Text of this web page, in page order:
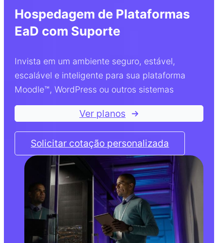
Hospedagem de Plataformas
EaD com Suporte
Invista em um ambiente seguro, estável,
escalável e inteligente para sua plataforma
Moodle™, WordPress ou outros sistemas
Ver planos
Solicitar cotação personalizada